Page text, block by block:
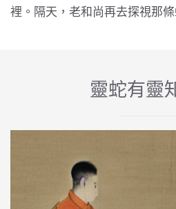
裡。隔天，老和尚再去探視那
靈蛇有靈